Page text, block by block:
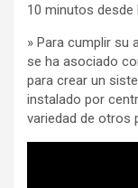
10 minutos desde
» Para cumplir su
se ha asociado
para crear un
instalado por
variedad de otros